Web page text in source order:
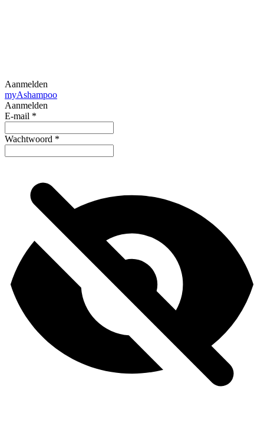
Aanmelden
myAshampoo
Aanmelden
E-mail *
Wachtwoord *